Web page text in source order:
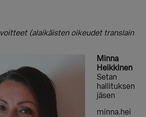
(alaikäisten oikeudet translain
Minna
Heikkinen
Setan
hallituksen
jäsen
minna.hei